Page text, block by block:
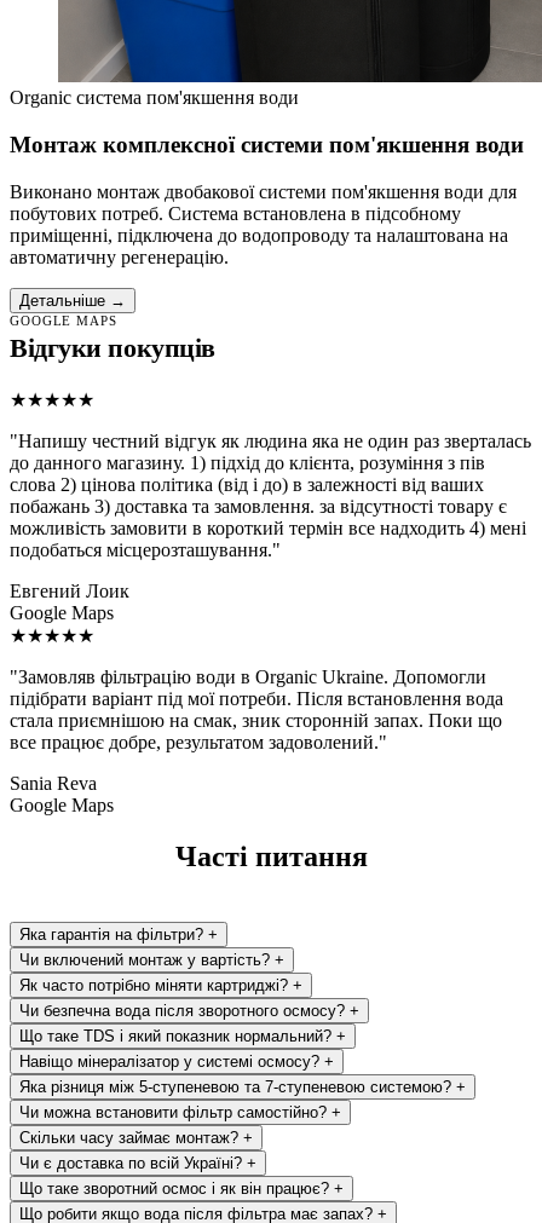
Organic система пом'якшення води
Монтаж комплексної системи пом'якшення води
Виконано монтаж двобакової системи пом'якшення води для
побутових потреб. Система встановлена в підсобному
приміщенні, підключена до водопроводу та налаштована на
автоматичну регенерацію.
Детальніше →
GOOGLE MAPS
Відгуки покупців
★★★★★
"Напишу честний відгук як людина яка не один раз зверталась
до данного магазину. 1) підхід до клієнта, розуміння з пів
слова 2) цінова політика (від і до) в залежності від ваших
побажань 3) доставка та замовлення. за відсутності товару є
можливість замовити в короткий термін все надходить 4) мені
подобаться місцерозташування."
Евгений Лоик
Google Maps
★★★★★
"Замовляв фільтрацію води в Organic Ukraine. Допомогли
підібрати варіант під мої потреби. Після встановлення вода
стала приємнішою на смак, зник сторонній запах. Поки що
все працює добре, результатом задоволений."
Sania Reva
Google Maps
Часті питання
Яка гарантія на фільтри? +
Чи включений монтаж у вартість? +
Як часто потрібно міняти картриджі? +
Чи безпечна вода після зворотного осмосу? +
Що таке TDS і який показник нормальний? +
Навіщо мінералізатор у системі осмосу? +
Яка різниця між 5-ступеневою та 7-ступеневою системою? +
Чи можна встановити фільтр самостійно? +
Скільки часу займає монтаж? +
Чи є доставка по всій Україні? +
Що таке зворотний осмос і як він працює? +
Що робити якщо вода після фільтра має запах? +